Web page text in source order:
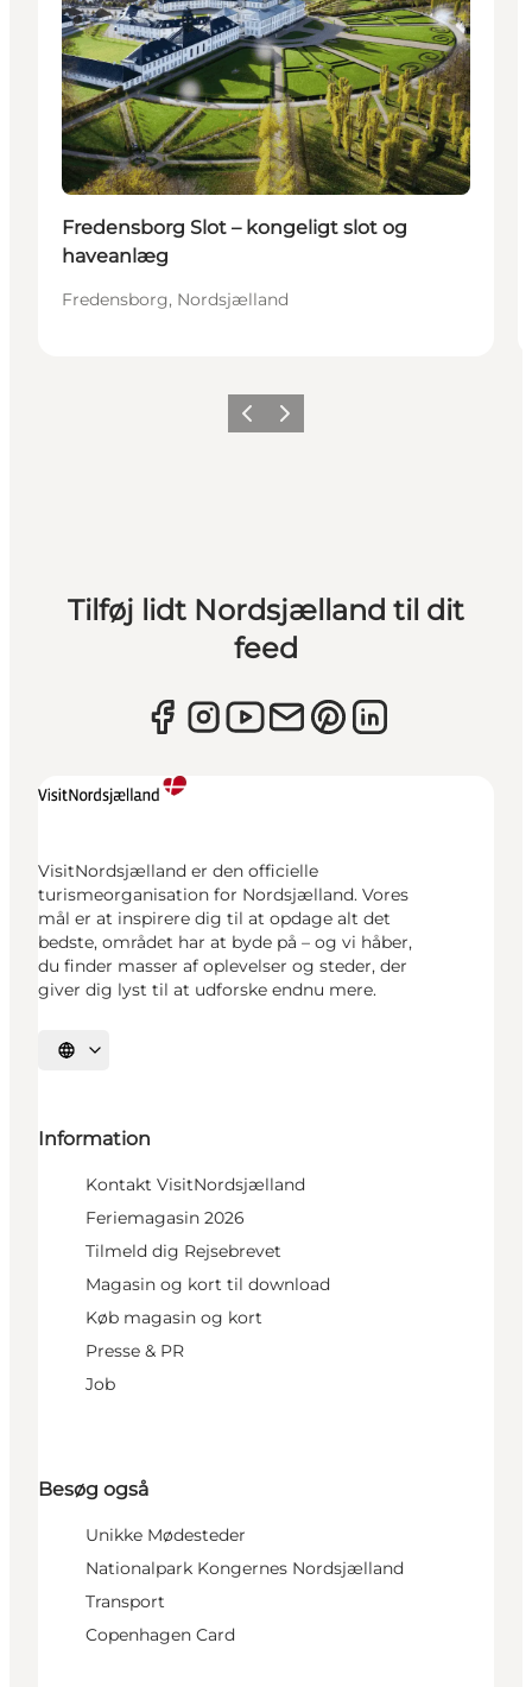
Fredensborg Slot – kongeligt slot og
haveanlæg
Fredensborg, Nordsjælland
ForrigeNæste
Tilføj lidt Nordsjælland til dit
feed
VisitNordsjælland er den officielle
turismeorganisation for Nordsjælland. Vores
mål er at inspirere dig til at opdage alt det
bedste, området har at byde på – og vi håber,
du finder masser af oplevelser og steder, der
giver dig lyst til at udforske endnu mere.
Vælg sprog
Information
Kontakt VisitNordsjælland
Feriemagasin 2026
Tilmeld dig Rejsebrevet
Magasin og kort til download
Køb magasin og kort
Presse & PR
Job
Besøg også
Unikke Mødesteder
Nationalpark Kongernes Nordsjælland
Transport
Copenhagen Card